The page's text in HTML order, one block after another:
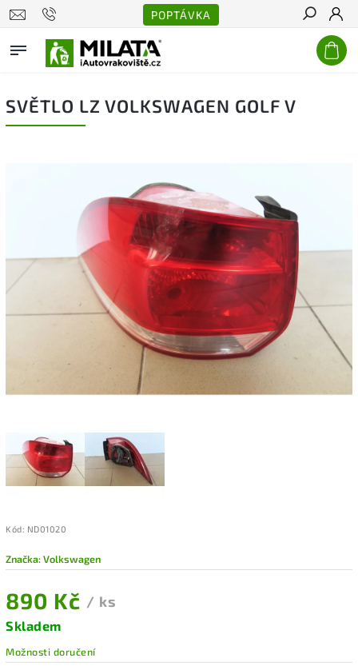
POPTÁVKA
Hledat
SVĚTLO LZ VOLKSWAGEN GOLF V
Kód: ND01020
Značka:Volkswagen
890 Kč / ks
Skladem
Možnosti doručení